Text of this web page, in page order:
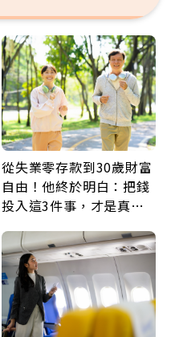
從失業零存款到30歲財富
自由！他終於明白：把錢
投入這3件事，才是真正